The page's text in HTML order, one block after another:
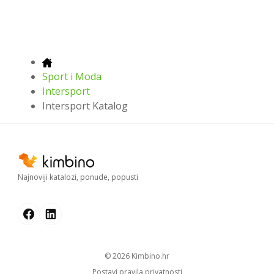
Sport i Moda
Intersport
Intersport Katalog
Najnoviji katalozi, ponude, popusti
© 2026
kimbino.hr